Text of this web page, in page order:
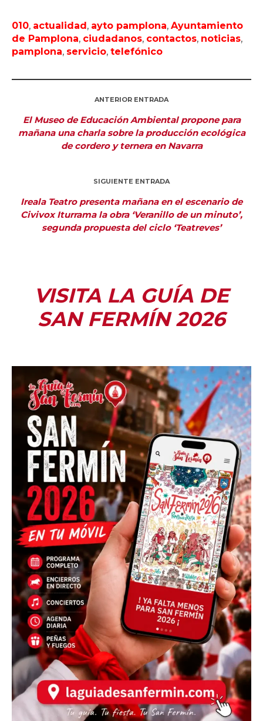
010, actualidad, ayto pamplona, Ayuntamiento
de Pamplona, ciudadanos, contactos, noticias,
pamplona, servicio, telefónico
ANTERIOR ENTRADA
El Museo de Educación Ambiental propone para
mañana una charla sobre la producción ecológica
de cordero y ternera en Navarra
SIGUIENTE ENTRADA
Ireala Teatro presenta mañana en el escenario de
Civivox Iturrama la obra ‘Veranillo de un minuto’,
segunda propuesta del ciclo ‘Teatreves’
VISITA LA GUÍA DE
SAN FERMÍN 2026